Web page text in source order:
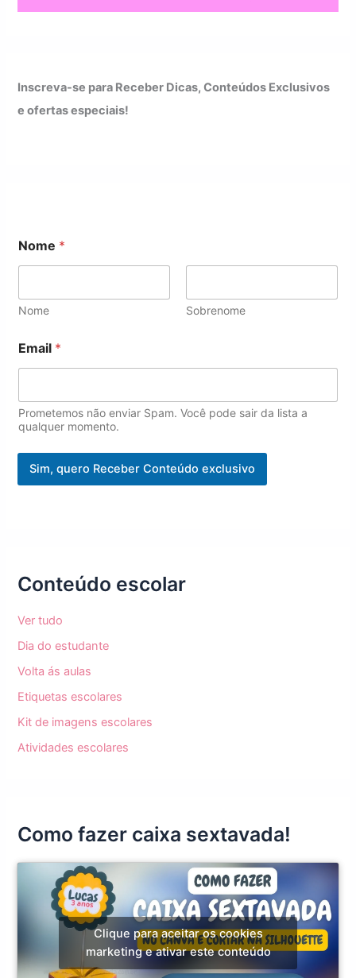
Inscreva-se para Receber Dicas, Conteúdos Exclusivos
e ofertas especiais!
Nome *
Nome Sobrenome
*
*
Email *
Prometemos não enviar Spam. Você pode sair da lista a
qualquer momento.
Sim, quero Receber Conteúdo exclusivo
Conteúdo escolar
Ver tudo
Dia do estudante
Volta ás aulas
Etiquetas escolares
Kit de imagens escolares
Atividades escolares
Como fazer caixa sextavada!
Clique para aceitar os cookies
marketing e ativar este conteúdo